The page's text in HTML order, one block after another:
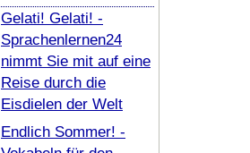
Gelati! Gelati! -
Sprachenlernen24
nimmt Sie mit auf eine
Reise durch die
Eisdielen der Welt
Endlich Sommer! -